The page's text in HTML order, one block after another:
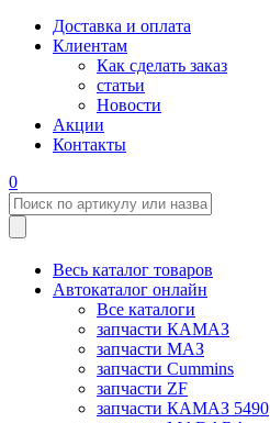
Доставка и оплата
Клиентам
Как сделать заказ
статьи
Новости
Акции
Контакты
0
Весь каталог товаров
Автокаталог онлайн
Все каталоги
запчасти КАМАЗ
запчасти МАЗ
запчасти Cummins
запчасти ZF
запчасти КАМАЗ 5490